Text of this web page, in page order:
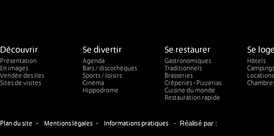
Découvrir
Présentation
En images
Vendée des Iles
Sites de visites
Se divertir
Agenda
Bars / discothèques
Sports / loisirs
Cinéma
Hippodrome
Se restaurer
Gastronomiques
Traditionnels
Brasseries
Crêperies - Pizzerias
Cuisine du monde
Restauration rapide
Se
Hôtels
Plan du site - Mentions légales - Informations pratiques - Réalisé par :